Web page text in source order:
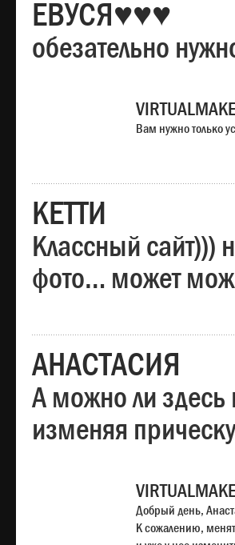
ЕВУСЯ♥♥♥
обезательно
Вам нужно только
КЕТТИ
Классный сайт)))
фото… может
АНАСТАСИЯ
А можно ли здесь
изменяя
Добрый день,
К сожалению,